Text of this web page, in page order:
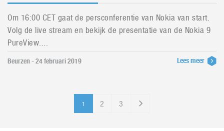
Om 16:00 CET gaat de persconferentie van Nokia van start.
Volg de live stream en bekijk de presentatie van de Nokia 9
PureView....
Beurzen - 24 februari 2019 Lees meer
1 2 3